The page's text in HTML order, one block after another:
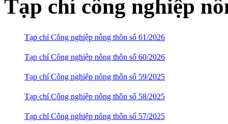
Tạp chí công nghiệp
Tạp chí Công nghiệp nông thôn số 61/2026
Tạp chí Công nghiệp nông thôn số 60/2026
Tạp chí Công nghiệp nông thôn số 59/2025
Tạp chí Công nghiệp nông thôn số 58/2025
Tạp chí Công nghiệp nông thôn số 57/2025